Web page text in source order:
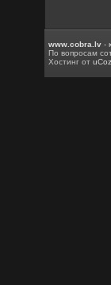
www.cobra.lv -
По вопросам
Хостинг отuCoz